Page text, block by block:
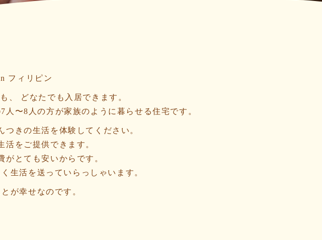
フィリピン
、 どなたでも入居できます。
〜8人の方が家族のように暮らせる住宅です。
きの生活を体験してください。
活をご提供できます。
がとても安いからです。
生活を送っていらっしゃいます。
が幸せなのです。